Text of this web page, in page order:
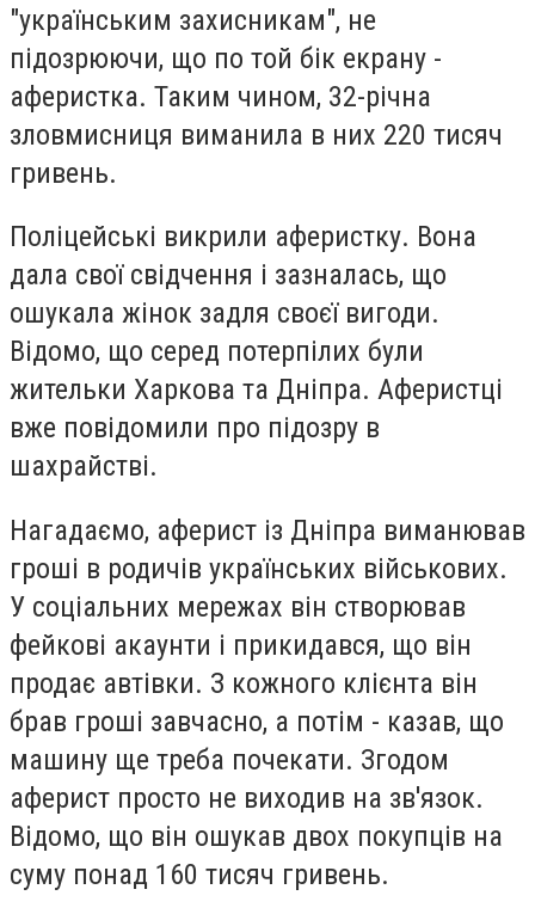
"українським захисникам", не
підозрюючи, що по той бік екрану -
аферистка. Таким чином, 32-річна
зловмисниця виманила в них 220 тисяч
гривень.
Поліцейські викрили аферистку. Вона
дала свої свідчення і зазналась, що
ошукала жінок задля своєї вигоди.
Відомо, що серед потерпілих були
жительки Харкова та Дніпра. Аферистці
вже повідомили про підозру в
шахрайстві.
Нагадаємо, аферист із Дніпра виманював
гроші в родичів українських військових.
У соціальних мережах він створював
фейкові акаунти і прикидався, що він
продає автівки. З кожного клієнта він
брав гроші завчасно, а потім - казав, що
машину ще треба почекати. Згодом
аферист просто не виходив на зв'язок.
Відомо, що він ошукав двох покупців на
суму понад 160 тисяч гривень.